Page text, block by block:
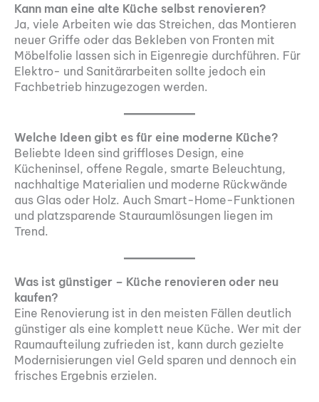
Kann man eine alte Küche selbst renovieren?
Ja, viele Arbeiten wie das Streichen, das Montieren
neuer Griffe oder das Bekleben von Fronten mit
Möbelfolie lassen sich in Eigenregie durchführen. Für
Elektro- und Sanitärarbeiten sollte jedoch ein
Fachbetrieb hinzugezogen werden.
Welche Ideen gibt es für eine moderne Küche?
Beliebte Ideen sind griffloses Design, eine
Kücheninsel, offene Regale, smarte Beleuchtung,
nachhaltige Materialien und moderne Rückwände
aus Glas oder Holz. Auch Smart-Home-Funktionen
und platzsparende Stauraumlösungen liegen im
Trend.
Was ist günstiger – Küche renovieren oder neu
kaufen?
Eine Renovierung ist in den meisten Fällen deutlich
günstiger als eine komplett neue Küche. Wer mit der
Raumaufteilung zufrieden ist, kann durch gezielte
Modernisierungen viel Geld sparen und dennoch ein
frisches Ergebnis erzielen.